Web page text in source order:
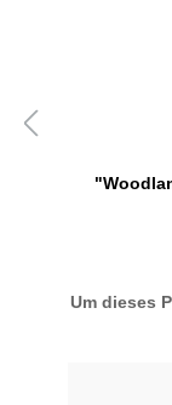
Um dieses